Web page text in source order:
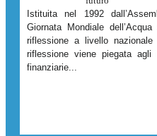
Istituita nel 1992
Giornata Mondiale
riflessione a livello
riflessione viene piegata agli
finanziarie...